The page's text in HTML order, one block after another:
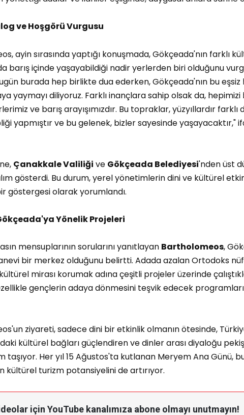
ve Hoşgörü Vurgusu
ayin sırasında yaptığı konuşmada, Gökçeada'nın farklı
barış içinde yaşayabildiği nadir yerlerden biri olduğunu
burada hep birlikte dua ederken, Gökçeada'nın bu
yaymayı diliyoruz. Farklı inançlara sahip olsak da,
ve barış arayışımızdır. Bu topraklar, yüzyıllardır farklı
yapmıştır ve bu gelenek, bizler sayesinde yaşayacaktır,"
Çanakkale Valiliği ve Gökçeada Belediyesi'nden üst
gösterdi. Bu durum, yerel yönetimlerin dini ve kültürel
göstergesi olarak yorumlandı.
Yönelik Projeleri
mensuplarının sorularını yanıtlayan Bartholomeos,
bir merkez olduğunu belirtti. Adada azalan Ortodoks
mirası korumak adına çeşitli projeler üzerinde
gençlerin adaya dönmesini teşvik edecek
ziyareti, sadece dini bir etkinlik olmanın ötesinde,
kültürel bağları güçlendiren ve dinler arası diyaloğu
taşıyor. Her yıl 15 Ağustos'ta kutlanan Meryem Ana Günü,
kültürel turizm potansiyelini de artırıyor.
için YouTube kanalımıza abone olmayı unutmayın!